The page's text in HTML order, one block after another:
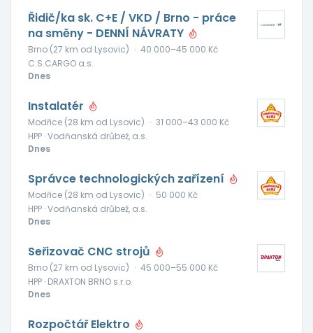
Řidič/ka sk. C+E / VKD / Brno - práce
na směny - DENNÍ NÁVRATY
Brno (27 km od Lysovic) · 40 000–45 000 Kč
C.S.CARGO a.s.
Dnes
Instalatér
Modřice (28 km od Lysovic) · 31 000–43 000 Kč
HPP · Vodňanská drůbež, a.s.
Dnes
Správce technologických zařízení
Modřice (28 km od Lysovic) · 50 000 Kč
HPP · Vodňanská drůbež, a.s.
Dnes
Seřizovač CNC strojů
Brno (27 km od Lysovic) · 45 000–55 000 Kč
HPP · DRAXTON BRNO s.r.o.
Dnes
Rozpočtář Elektro